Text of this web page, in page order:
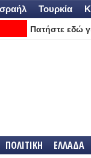
Τουρκία
Πατήστε εδώ
ΠΟΛΙΤΙΚΗ ΕΛΛΑΔΑ